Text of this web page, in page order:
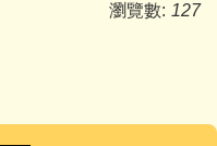
瀏覽數: 127